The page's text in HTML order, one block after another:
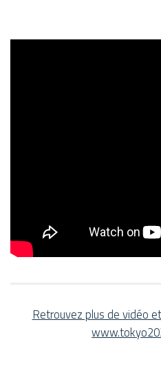
Retrouvez plus de vidéo